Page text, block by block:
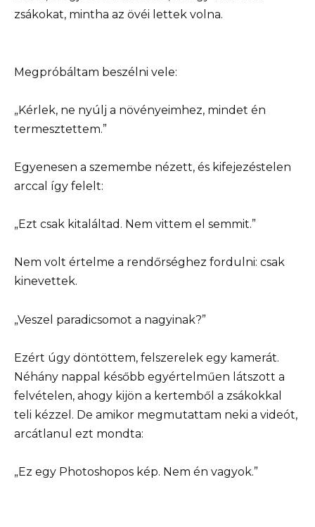
zsákokat, mintha az övéi lettek volna.
Megpróbáltam beszélni vele:
„Kérlek, ne nyúlj a növényeimhez, mindet én
termesztettem.”
Egyenesen a szemembe nézett, és kifejezéstelen
arccal így felelt:
„Ezt csak kitaláltad. Nem vittem el semmit.”
Nem volt értelme a rendőrséghez fordulni: csak
kinevettek.
„Veszel paradicsomot a nagyinak?”
Ezért úgy döntöttem, felszerelek egy kamerát.
Néhány nappal később egyértelműen látszott a
felvételen, ahogy kijön a kertemből a zsákokkal
teli kézzel. De amikor megmutattam neki a videót,
arcátlanul ezt mondta:
„Ez egy Photoshopos kép. Nem én vagyok.”